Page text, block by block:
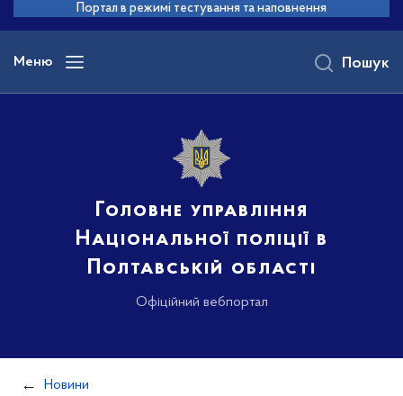
основного
вмісту
Портал в режимі тестування та наповнення
Меню
Головне управління
Національної поліції в
Полтавській області
Офіційний вебпортал
Пошук
Новини